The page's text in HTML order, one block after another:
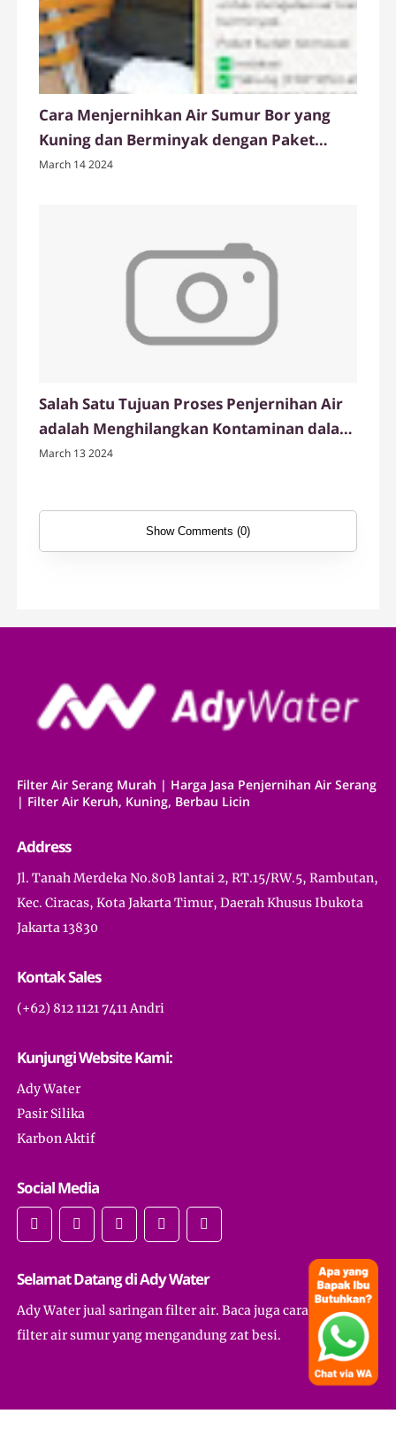
Cara Menjernihkan Air Sumur Bor yang
Kuning dan Berminyak dengan Paket
Tabung Filter Air FRP dari Ady Water
March 14 2024
Salah Satu Tujuan Proses Penjernihan Air
adalah Menghilangkan Kontaminan dalam
Air
March 13 2024
Show Comments (0)
Filter Air Serang Murah | Harga Jasa Penjernihan Air Serang
| Filter Air Keruh, Kuning, Berbau Licin
Address
Jl. Tanah Merdeka No.80B lantai 2, RT.15/RW.5, Rambutan,
Kec. Ciracas, Kota Jakarta Timur, Daerah Khusus Ibukota
Jakarta 13830
Kontak Sales
(+62) 812 1121 7411 Andri
Kunjungi Website Kami:
Ady Water
Pasir Silika
Karbon Aktif
Social Media
Selamat Datang di Ady Water
Ady Water jual saringan filter air. Baca juga cara membuat
filter air sumur yang mengandung zat besi.